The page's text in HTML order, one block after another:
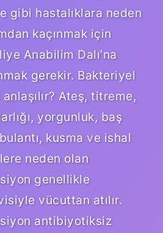
gibi hastalıklara neden
kaçınmak için
Anabilim Dalı’na
gerekir. Bakteriyel
Ateş, titreme,
yorgunluk, baş
kusma ve ishal
neden olan
genellikle
vücuttan atılır.
antibiyotiksiz